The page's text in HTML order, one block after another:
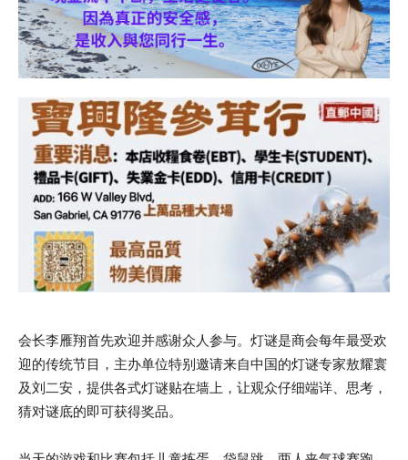
会长李雁翔首先欢迎并感谢众人参与。灯谜是商会每年最受欢
迎的传统节目，主办单位特别邀请来自中国的灯谜专家敖耀寰
及刘二安，提供各式灯谜贴在墙上，让观众仔细端详、思考，
猜对谜底的即可获得奖品。